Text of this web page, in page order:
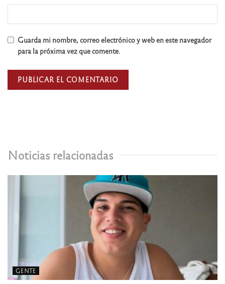
Noticias relacionadas
GENTE
Guarda mi nombre, correo electrónico y web en este navegador
para la próxima vez que comente.